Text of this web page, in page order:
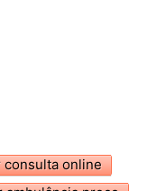
consulta online